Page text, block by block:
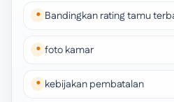
Bandingkan rating tamu
foto kamar
kebijakan pembatalan